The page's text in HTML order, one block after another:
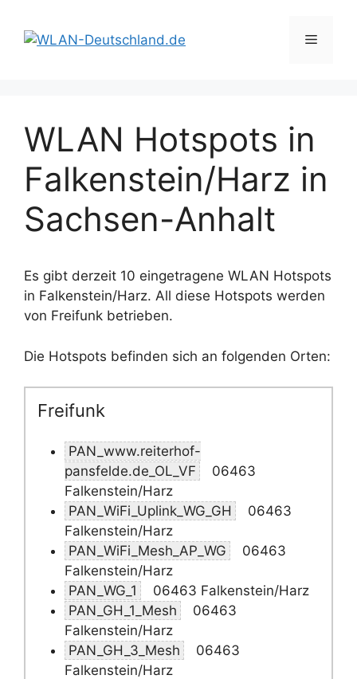
Inhalt
springen
Menü
WLAN Hotspots in
Falkenstein/Harz in
Sachsen-Anhalt
Es gibt derzeit 10 eingetragene WLAN Hotspots
in Falkenstein/Harz. All diese Hotspots werden
von Freifunk betrieben.
Die Hotspots befinden sich an folgenden Orten:
Freifunk
PAN_www.reiterhof-
pansfelde.de_OL_VF
06463
Falkenstein/Harz
PAN_WiFi_Uplink_WG_GH
06463
Falkenstein/Harz
PAN_WiFi_Mesh_AP_WG
06463
Falkenstein/Harz
PAN_WG_1
06463 Falkenstein/Harz
PAN_GH_1_Mesh
06463
Falkenstein/Harz
PAN_GH_3_Mesh
06463
Falkenstein/Harz